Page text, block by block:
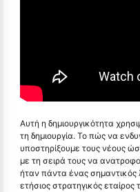
Αυτή η δημιουργικότητα
τη δημιουργία. Το πώς να
υποστηρίξουμε τους νέους
με τη σειρά τους να
ήταν πάντα ένας σημαντικός
ετήσιος στρατηγικός